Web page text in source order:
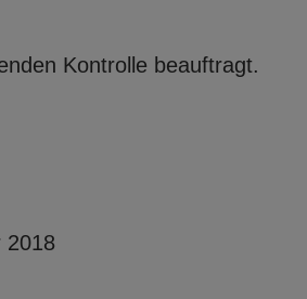
Kontrolle beauftragt.
2018